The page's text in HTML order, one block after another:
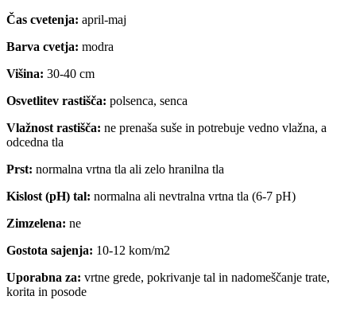
Čas cvetenja: april-maj
Barva cvetja: modra
Višina: 30-40 cm
Osvetlitev rastišča: polsenca, senca
Vlažnost rastišča: ne prenaša suše in potrebuje vedno vlažna, a
odcedna tla
Prst: normalna vrtna tla ali zelo hranilna tla
Kislost (pH) tal: normalna ali nevtralna vrtna tla (6-7 pH)
Zimzelena: ne
Gostota sajenja: 10-12 kom/m2
Uporabna za: vrtne grede, pokrivanje tal in nadomeščanje trate,
korita in posode